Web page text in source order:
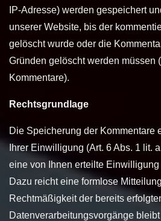
IP-Adresse) werden gespeichert
unserer Website, bis der
gelöscht wurde oder die
Gründen gelöscht werden müssen
Kommentare).
Rechtsgrundlage
Die Speicherung der Kommentare
Ihrer Einwilligung (Art. 6 Abs. 1 lit.
eine von Ihnen erteilte
Dazu reicht eine formlose
Rechtmäßigkeit der bereits
Datenverarbeitungsvorgänge